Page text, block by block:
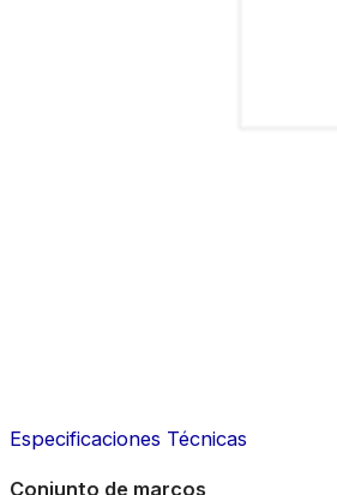
Especificaciones Técnicas
Conjunto de marcos